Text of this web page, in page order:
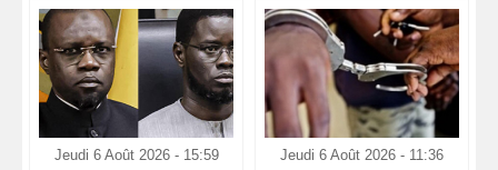
Jeudi 6 Août 2026 - 15:59 Jeudi 6 Août 2026 - 11:36